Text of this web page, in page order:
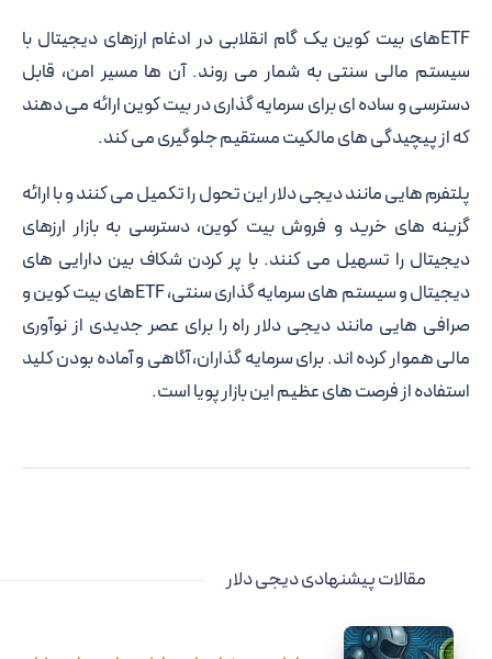
ETFهای بیت کوین یک گام انقلابی در ادغام ارزهای دیجیتال با
سیستم مالی سنتی به شمار می روند. آن ها مسیر امن، قابل
دسترسی و ساده ای برای سرمایه گذاری در بیت کوین ارائه می دهند
که از پیچیدگی های مالکیت مستقیم جلوگیری می کند.
پلتفرم هایی مانند دیجی دلار این تحول را تکمیل می کنند و با ارائه
گزینه های خرید و فروش بیت کوین، دسترسی به بازار ارزهای
دیجیتال را تسهیل می کنند. با پر کردن شکاف بین دارایی های
دیجیتال و سیستم های سرمایه گذاری سنتی، ETFهای بیت کوین و
صرافی هایی مانند دیجی دلار راه را برای عصر جدیدی از نوآوری
مالی هموار کرده اند. برای سرمایه گذاران، آگاهی و آماده بودن کلید
استفاده از فرصت های عظیم این بازار پویا است.
مقالات پیشنهادی دیجی دلار